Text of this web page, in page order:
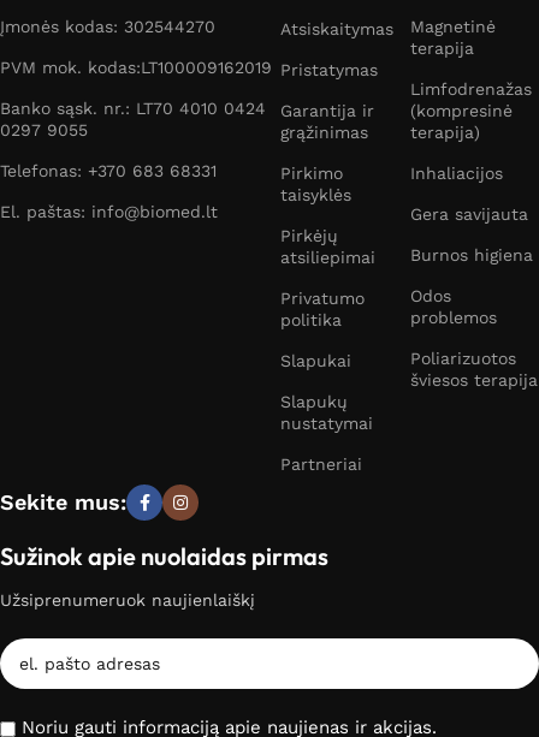
Įmonės kodas: 302544270
PVM mok. kodas:LT100009162019
Banko sąsk. nr.: LT70 4010 0424
0297 9055
Telefonas: +370 683 68331
El. paštas: info@biomed.lt
Atsiskaitymas
Pristatymas
Garantija ir
grąžinimas
Pirkimo
taisyklės
Pirkėjų
atsiliepimai
Privatumo
politika
Slapukai
Slapukų
nustatymai
Partneriai
Magnetinė
terapija
Limfodrenažas
(kompresinė
terapija)
Inhaliacijos
Gera savijauta
Burnos higiena
Odos
problemos
Poliarizuotos
šviesos terapija
Sekite mus:
Sužinok apie nuolaidas pirmas
Užsiprenumeruok naujienlaiškį
Noriu gauti informaciją apie naujienas ir akcijas.